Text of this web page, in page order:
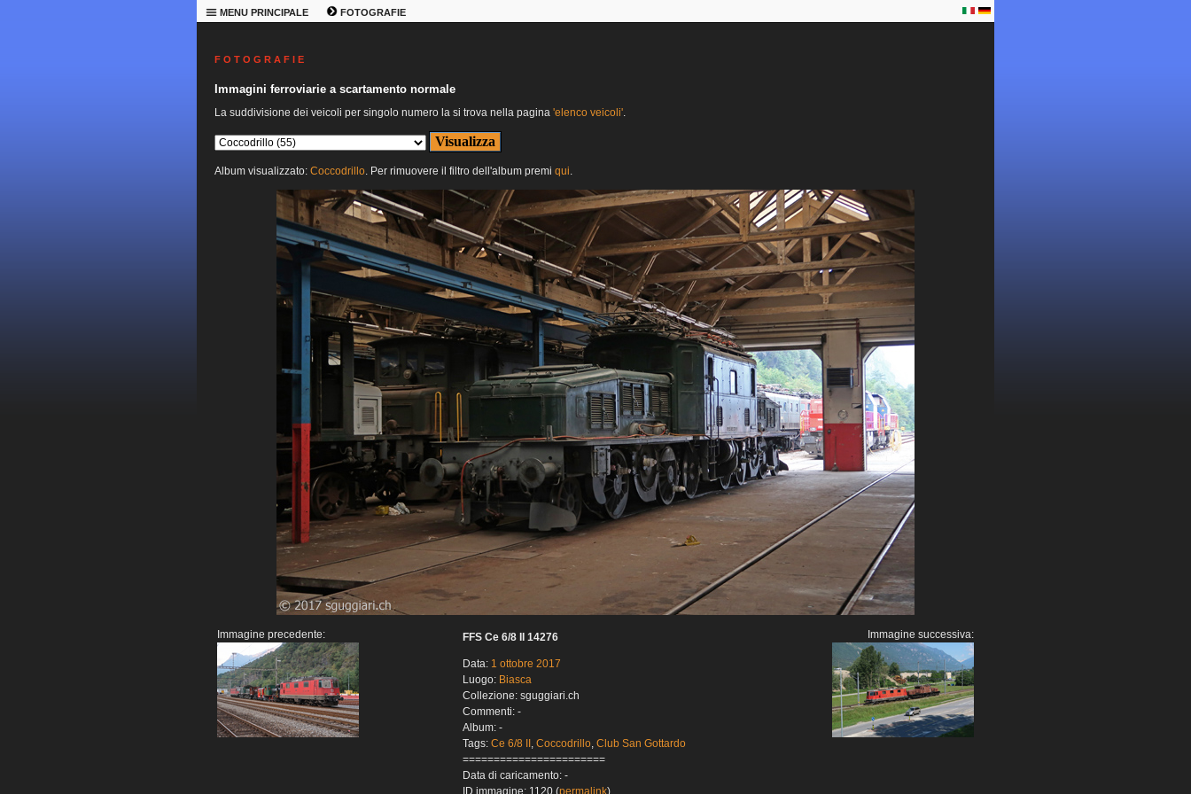
MENU PRINCIPALE FOTOGRAFIE
F O T O G R A F I E
Immagini ferroviarie a scartamento normale
La suddivisione dei veicoli per singolo numero la si trova nella pagina 'elenco veicoli'.
Album visualizzato: Coccodrillo. Per rimuovere il filtro dell'album premi qui.
Immagine precedente: FFS Ce 6/8 II 14276
Data: 1 ottobre 2017
Luogo: Biasca
Collezione: sguggiari.ch
Commenti: -
Album: -
Tags: Ce 6/8 II , Coccodrillo, Club San Gottardo
=======================
Data di caricamento: -
Immagine successiva: